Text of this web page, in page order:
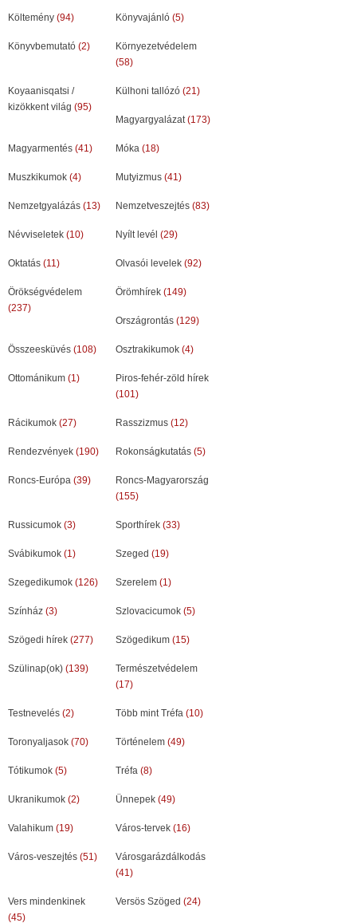
Költemény (94) Könyvajánló (5)
Könyvbemutató (2)
Környezetvédelem
(58)
Koyaanisqatsi /
kizökkent világ (95)
Külhoni tallózó (21)
Magyargyalázat(173)
Magyarmentés (41) Móka (18)
Muszkikumok (4) Mutyizmus (41)
Nemzetgyalázás (13) Nemzetveszejtés (83)
Névviseletek (10) Nyílt levél (29)
Oktatás (11) Olvasói levelek (92)
Örökségvédelem
(237)
Örömhírek (149)
Országrontás (129)
Összeesküvés (108) Osztrakikumok (4)
Ottománikum (1)
Piros-fehér-zöld hírek
(101)
Rácikumok (27) Rasszizmus (12)
Rendezvények (190) Rokonságkutatás (5)
Roncs-Európa (39)
Roncs-Magyarország
(155)
Russicumok (3) Sporthírek (33)
Svábikumok (1) Szeged (19)
Szegedikumok (126) Szerelem (1)
Színház (3) Szlovacicumok (5)
Szögedi hírek (277) Szögedikum (15)
Szülinap(ok) (139)
Természetvédelem
(17)
Testnevelés (2) Több mint Tréfa (10)
Toronyaljasok (70) Történelem (49)
Tótikumok (5) Tréfa (8)
Ukranikumok (2) Ünnepek (49)
Valahikum (19) Város-tervek (16)
Város-veszejtés (51)
Városgarázdálkodás
(41)
Vers mindenkinek
(45)
Versös Szöged (24)